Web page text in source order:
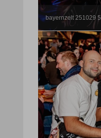
bayernzelt 251029 5